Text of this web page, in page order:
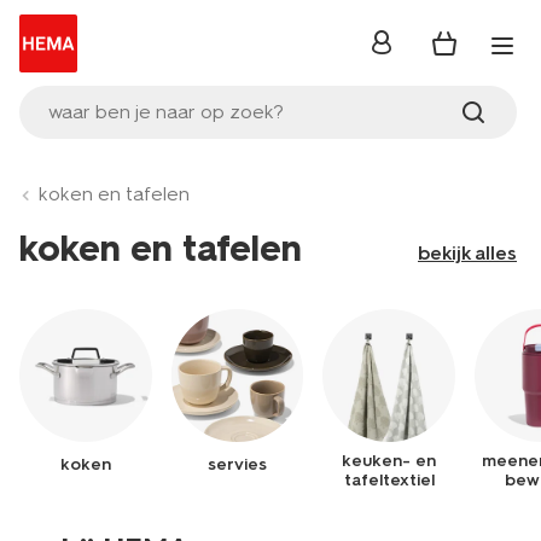
waar ben je naar op zoek?
inloggen
koken en tafelen
koken en tafelen bekijk alles
koken servies
keuken- en
tafeltextiel